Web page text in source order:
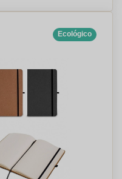
Ecológico